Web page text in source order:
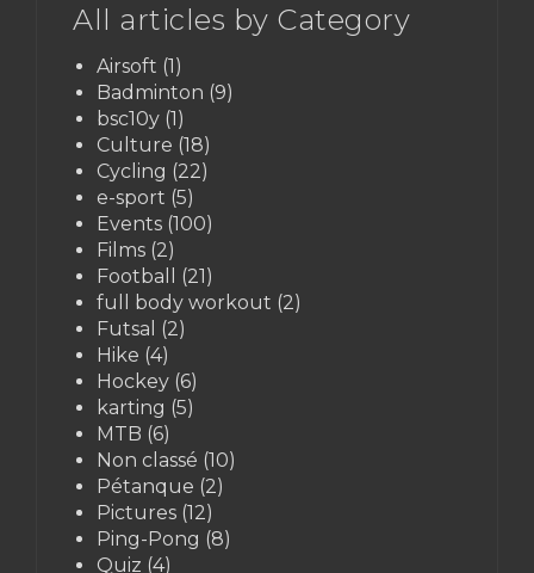
All articles by Category
Airsoft (1)
Badminton (9)
bsc10y (1)
Culture (18)
Cycling (22)
e-sport (5)
Events (100)
Films (2)
Football
(21)
full body workout (2)
Futsal (2)
Hike (4)
Hockey (6)
karting (5)
MTB (6)
Non classé (10)
Pétanque (2)
Pictures (12)
Ping-Pong (8)
Quiz (4)